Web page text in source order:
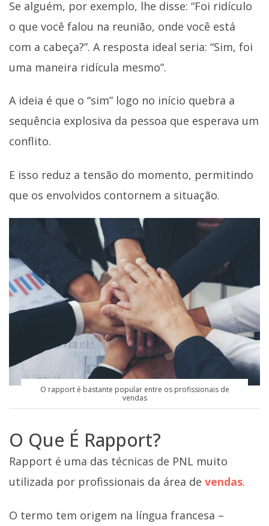
Se alguém, por exemplo, lhe disse: “Foi ridículo
o que você falou na reunião, onde você está
com a cabeça?”. A resposta ideal seria: “Sim, foi
uma maneira ridícula mesmo”.
A ideia é que o “sim” logo no início quebra a
sequência explosiva da pessoa que esperava um
conflito.
E isso reduz a tensão do momento, permitindo
que os envolvidos contornem a situação.
O rapport é bastante popular entre os profissionais de
vendas
O Que É Rapport?
Rapport é uma das técnicas de PNL muito
utilizada por profissionais da área de vendas.
O termo tem origem na língua francesa –